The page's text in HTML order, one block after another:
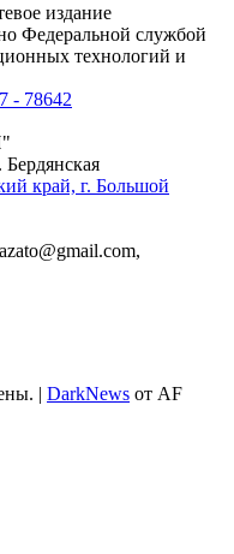
издание
Федеральной службой
технологий и
78642
край, г. Большой
| DarkNews от AF